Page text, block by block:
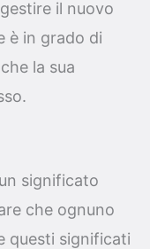
il nuovo
è in grado di
la sua
significato
che ognuno
questi significati